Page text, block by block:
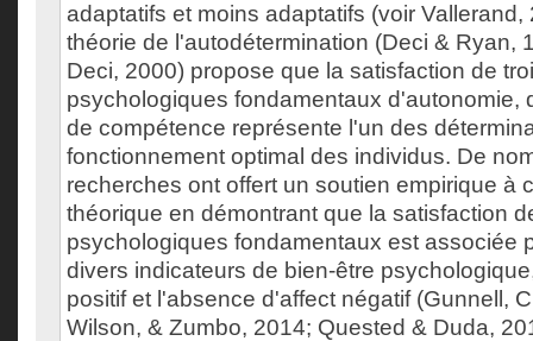
adaptatifs et moins adaptatifs (voir Vallerand,
théorie de l'autodétermination (Deci & Ryan,
Deci, 2000) propose que la satisfaction de
psychologiques fondamentaux d'autonomie,
de compétence représente l'un des
fonctionnement optimal des individus. De
recherches ont offert un soutien empirique à
théorique en démontrant que la satisfaction
psychologiques fondamentaux est associée
divers indicateurs de bien-être
positif et l'absence d'affect négatif (Gunnell,
Wilson, & Zumbo, 2014; Quested & Duda,